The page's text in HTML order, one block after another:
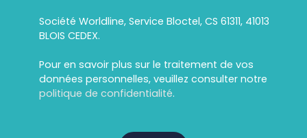
Société Worldline, Service Bloctel, CS 61311, 41013
BLOIS CEDEX.
Pour en savoir plus sur le traitement de vos
données personnelles, veuillez consulter notre
politique de confidentialité.